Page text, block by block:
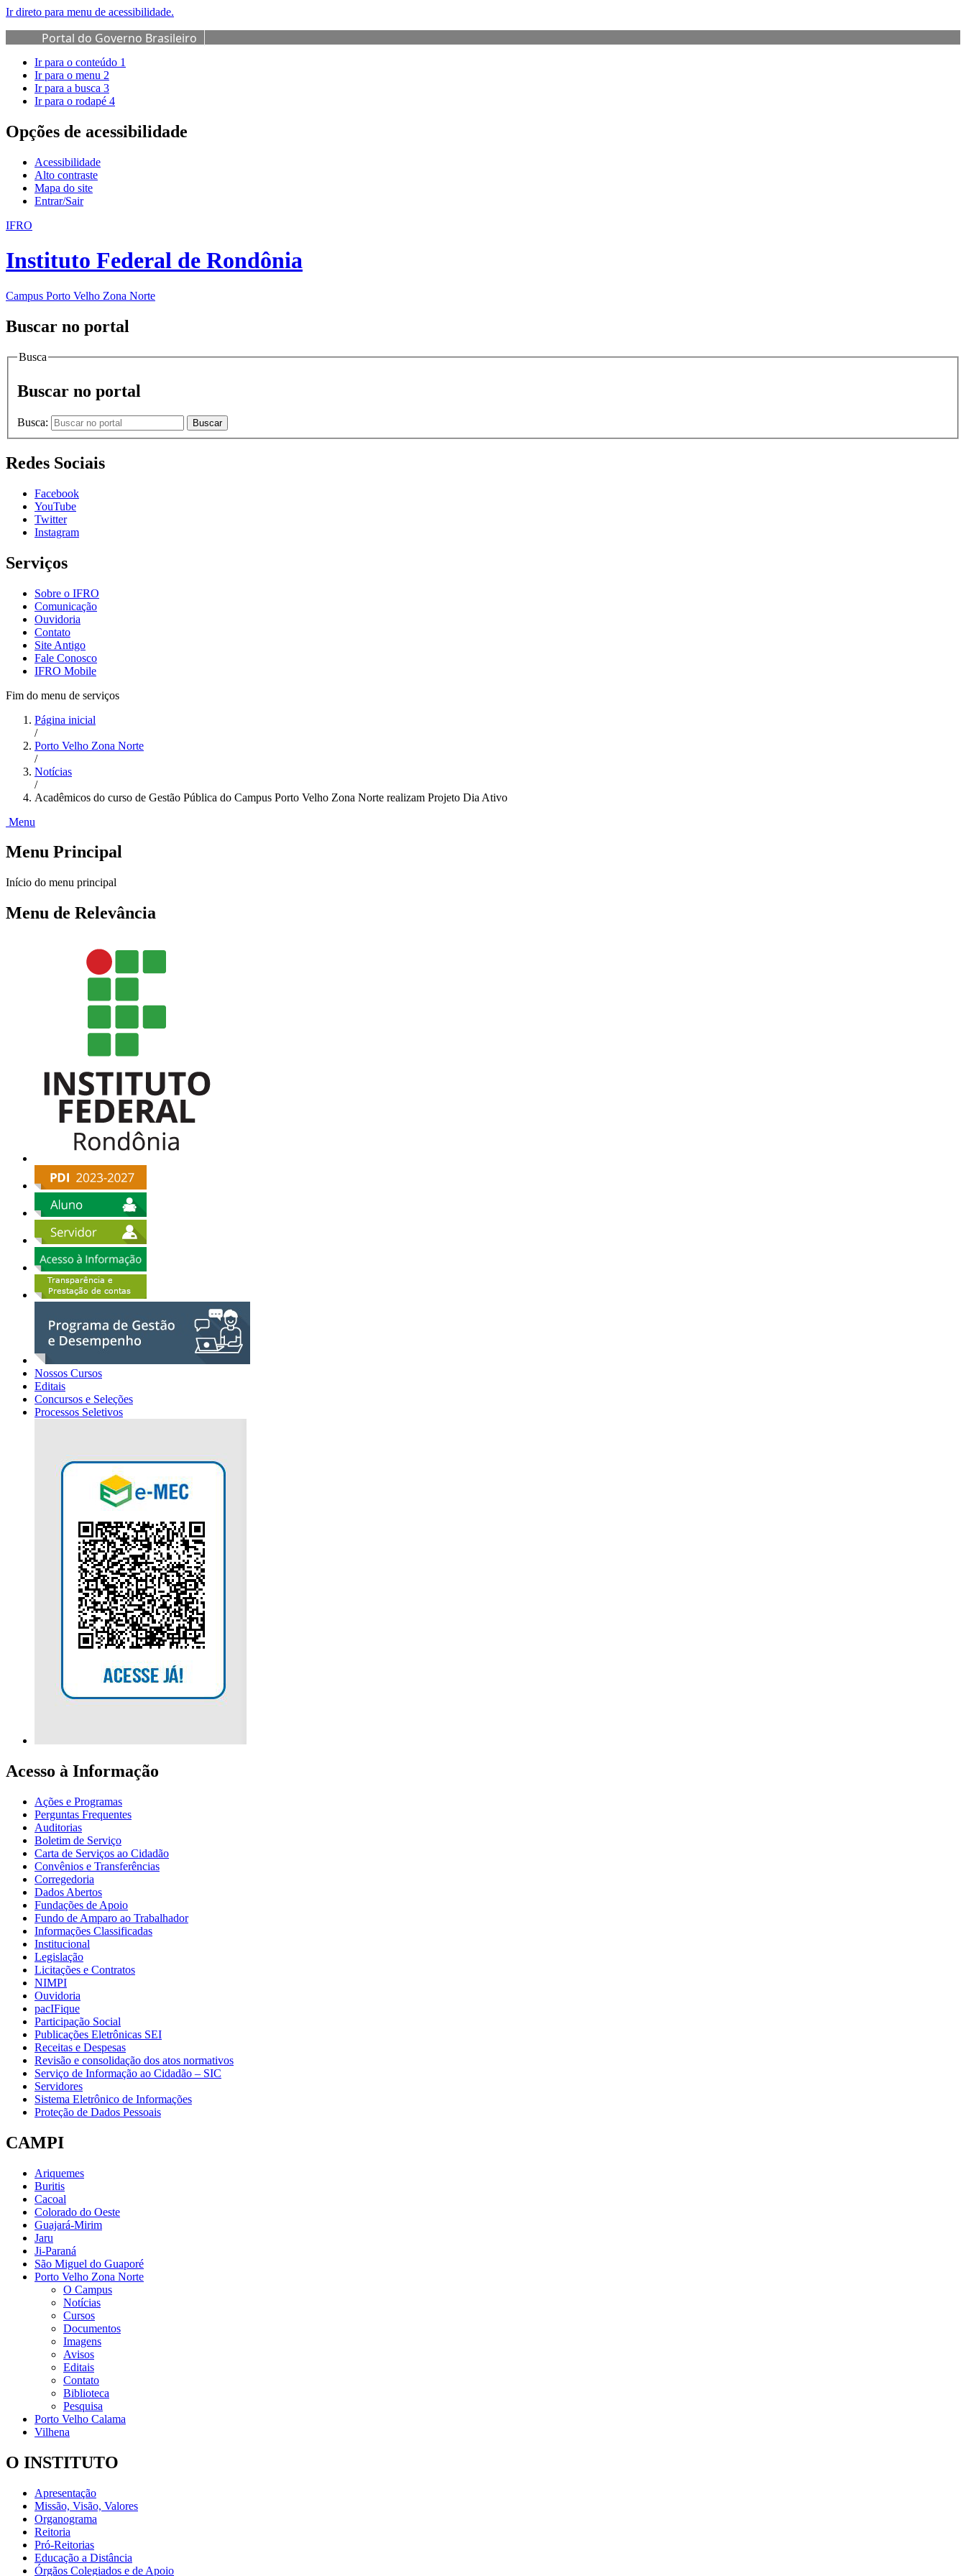
Ir direto para menu de acessibilidade.
Portal do Governo Brasileiro
Ir para o conteúdo 1
Ir para o menu 2
Ir para a busca 3
Ir para o rodapé 4
Opções de acessibilidade
Acessibilidade
Alto contraste
Mapa do site
Entrar/Sair
IFRO
Instituto Federal de Rondônia
Campus Porto Velho Zona Norte
Buscar no portal
Busca
Buscar no portal
Busca: Buscar
Redes Sociais
Facebook
YouTube
Twitter
Instagram
Serviços
Sobre o IFRO
Comunicação
Ouvidoria
Contato
Site Antigo
Fale Conosco
IFRO Mobile
Fim do menu de serviços
Página inicial
/
Porto Velho Zona Norte
/
Notícias
/
Acadêmicos do curso de Gestão Pública do Campus Porto Velho Zona Norte realizam Projeto Dia Ativo
Menu
Menu Principal
Início do menu principal
Menu de Relevância
Nossos Cursos
Editais
Concursos e Seleções
Processos Seletivos
Acesso à Informação
Ações e Programas
Perguntas Frequentes
Auditorias
Boletim de Serviço
Carta de Serviços ao Cidadão
Convênios e Transferências
Corregedoria
Dados Abertos
Fundações de Apoio
Fundo de Amparo ao Trabalhador
Informações Classificadas
Institucional
Legislação
Licitações e Contratos
NIMPI
Ouvidoria
pacIFique
Participação Social
Publicações Eletrônicas SEI
Receitas e Despesas
Revisão e consolidação dos atos normativos
Serviço de Informação ao Cidadão – SIC
Servidores
Sistema Eletrônico de Informações
Proteção de Dados Pessoais
CAMPI
Ariquemes
Buritis
Cacoal
Colorado do Oeste
Guajará-Mirim
Jaru
Ji-Paraná
São Miguel do Guaporé
Porto Velho Zona Norte
O Campus
Notícias
Cursos
Documentos
Imagens
Avisos
Editais
Contato
Biblioteca
Pesquisa
Porto Velho Calama
Vilhena
O INSTITUTO
Apresentação
Missão, Visão, Valores
Organograma
Reitoria
Pró-Reitorias
Educação a Distância
Órgãos Colegiados e de Apoio